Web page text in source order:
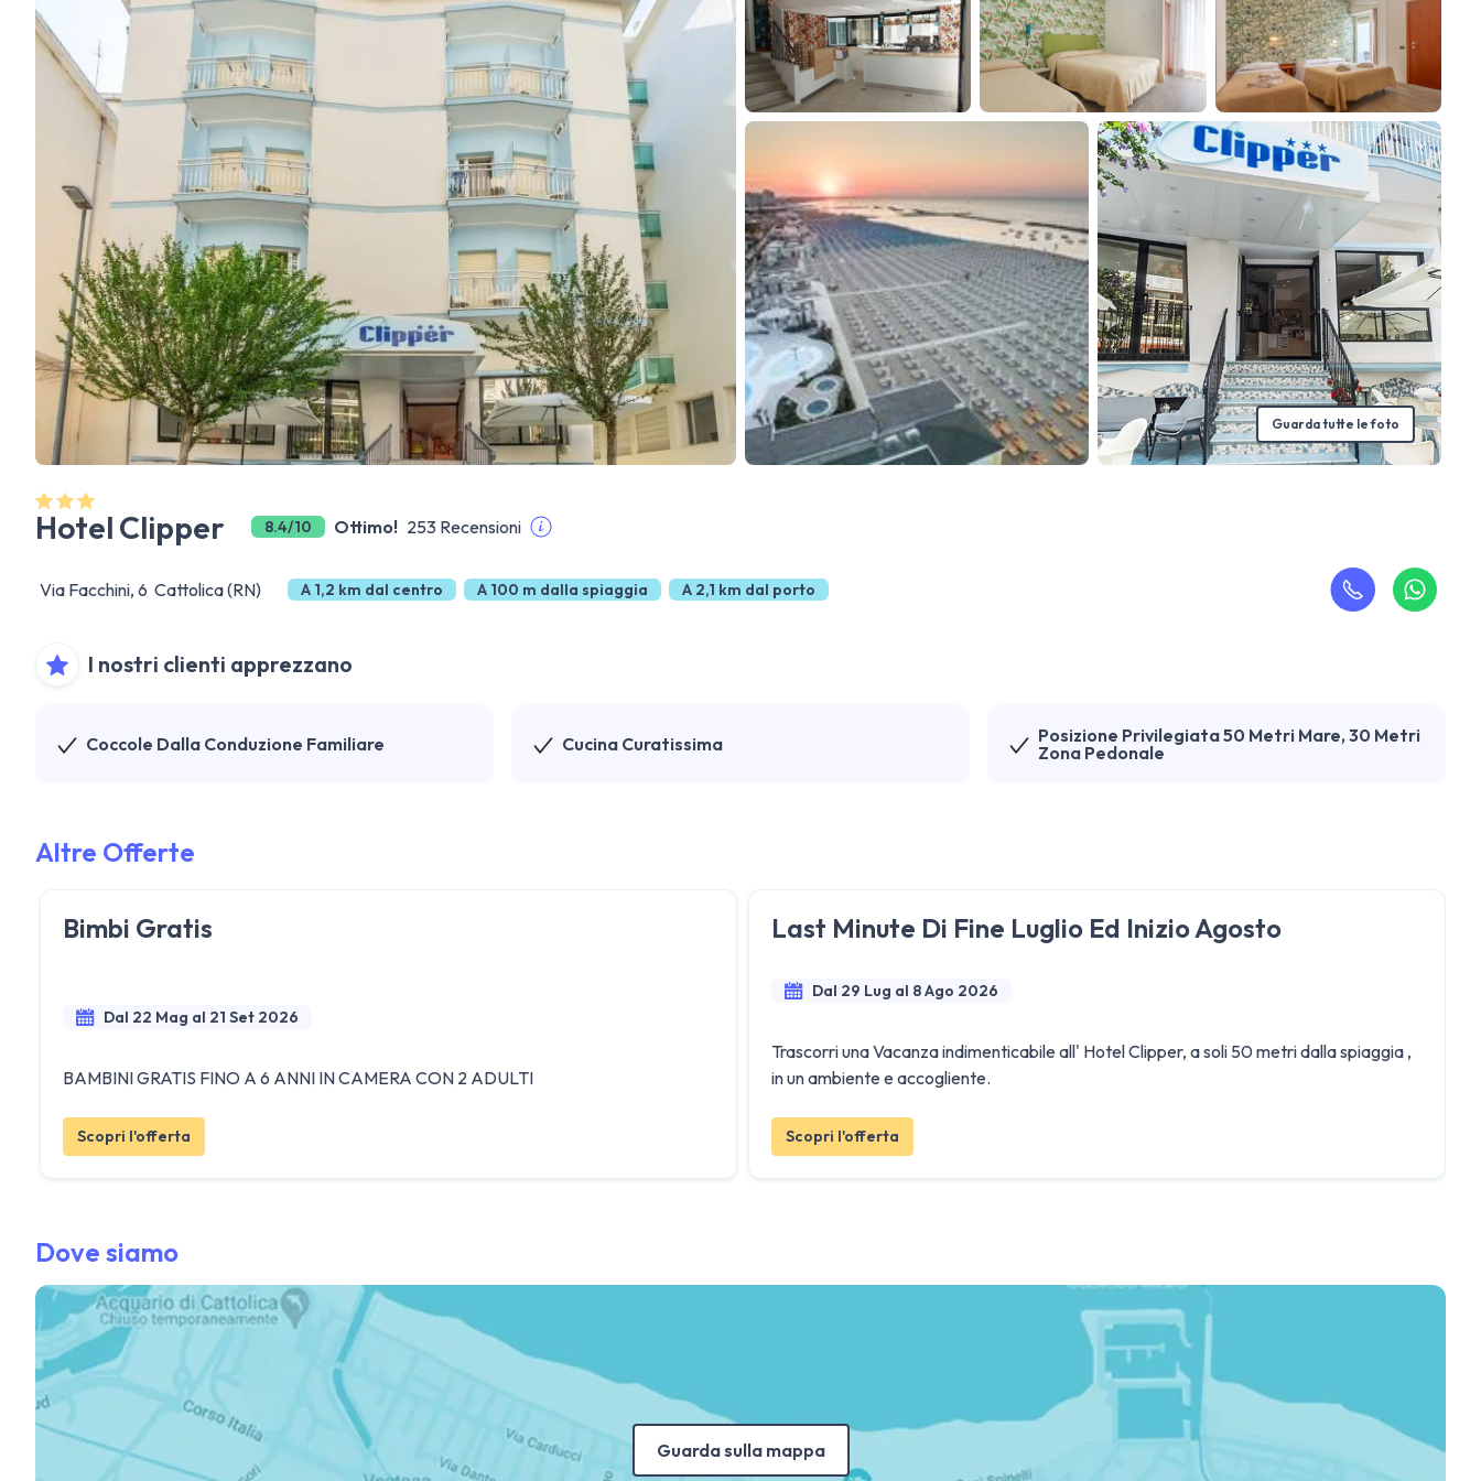
Guarda tutte le foto
Hotel Clipper 8.4/10 Ottimo! 253 Recensioni
Via Facchini, 6 Cattolica (RN) A 1,2 km dal centro A 100 m dalla spiaggia A 2,1 km dal porto
I nostri clienti apprezzano
Coccole Dalla Conduzione Familiare Cucina Curatissima
Posizione Privilegiata 50 Metri Mare, 30 Metri
Zona Pedonale
Altre Offerte
Bimbi Gratis
Dal 22 Mag al 21 Set 2026
BAMBINI GRATIS FINO A 6 ANNI IN CAMERA CON 2 ADULTI
Scopri l'offerta
Last Minute Di Fine Luglio Ed Inizio Agosto
Dal 29 Lug al 8 Ago 2026
Trascorri una Vacanza indimenticabile all' Hotel Clipper, a soli 50 metri dalla spiaggia ,
in un ambiente e accogliente.
Scopri l'offerta
Dove siamo
Guarda sulla mappa